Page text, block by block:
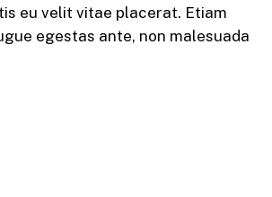
eu velit vitae placerat. Etiam
egestas ante, non malesuada